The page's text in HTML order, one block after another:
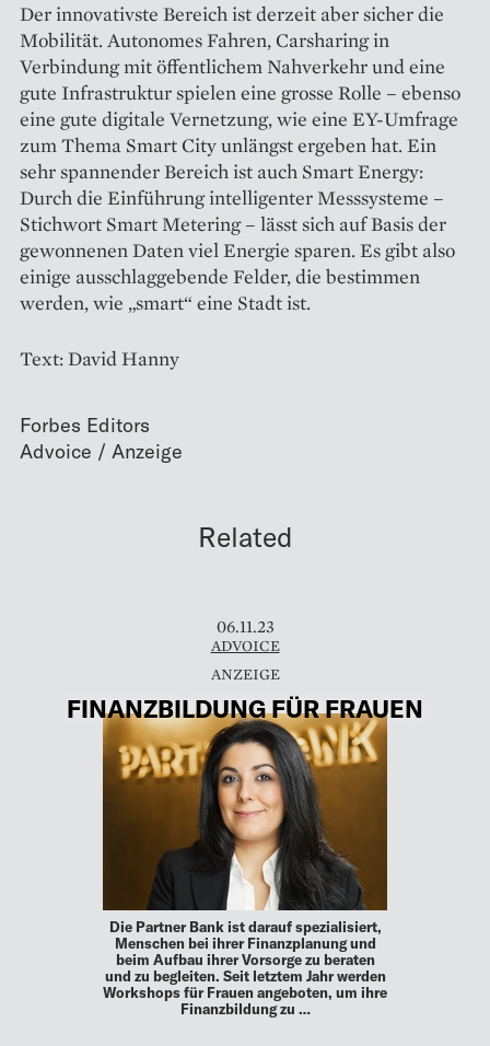
Der innovativste Bereich ist derzeit aber sicher die
Mobilität. Auto­nomes Fahren, Carsharing in
Verbindung mit öffentlichem Nahverkehr und eine
gute Infrastruktur spielen eine grosse Rolle – ebenso
eine gute digitale Vernetzung, wie eine EY-Umfrage
zum Thema Smart City unlängst ergeben hat. Ein
sehr spannender Bereich ist auch Smart Energy:
Durch die Einführung intelligenter Messsysteme –
Stichwort Smart Metering – lässt sich auf Basis der
gewonnenen Daten viel Energie sparen. Es gibt also
einige ausschlaggebende Felder, die bestimmen
werden, wie „smart“ eine Stadt ist.
Text: David Hanny
Forbes Editors
Related
06.11.23
ADVOICE
FINANZBILDUNG FÜR FRAUEN
Die Partner Bank ist darauf spezialisiert,
Menschen bei ihrer Finanzplanung und
beim Aufbau ihrer Vorsorge zu beraten
und zu begleiten. Seit letztem Jahr werden
Workshops für Frauen angeboten, um ihre
Finanzbildung zu …